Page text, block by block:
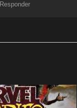
Responder